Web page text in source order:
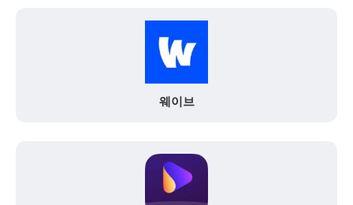
웨이브